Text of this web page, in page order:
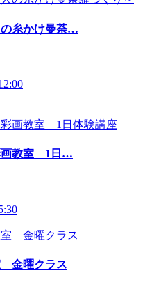
糸かけ曼荼…
画教室 1日 …
金曜クラス